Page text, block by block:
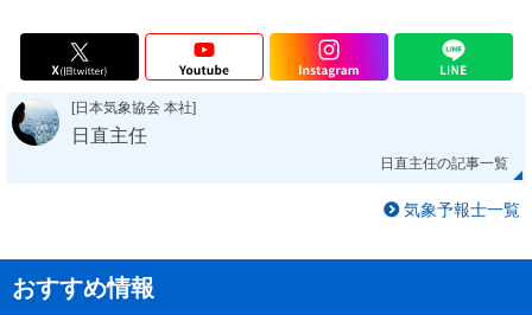
[日本気象協会 本社]
日直主任
日直主任の記事一覧
気象予報士一覧
おすすめ情報